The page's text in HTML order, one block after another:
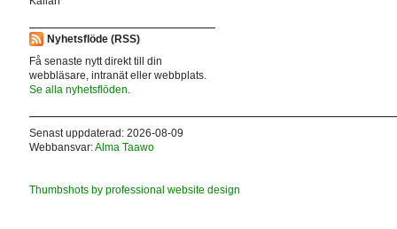
Nyhetsflöde (RSS)
Få senaste nytt direkt till din
webbläsare, intranät eller webbplats.
Se alla nyhetsflöden.
Senast uppdaterad: 2026-08-09
Webbansvar:Alma Taawo
Thumbshots by professional website design